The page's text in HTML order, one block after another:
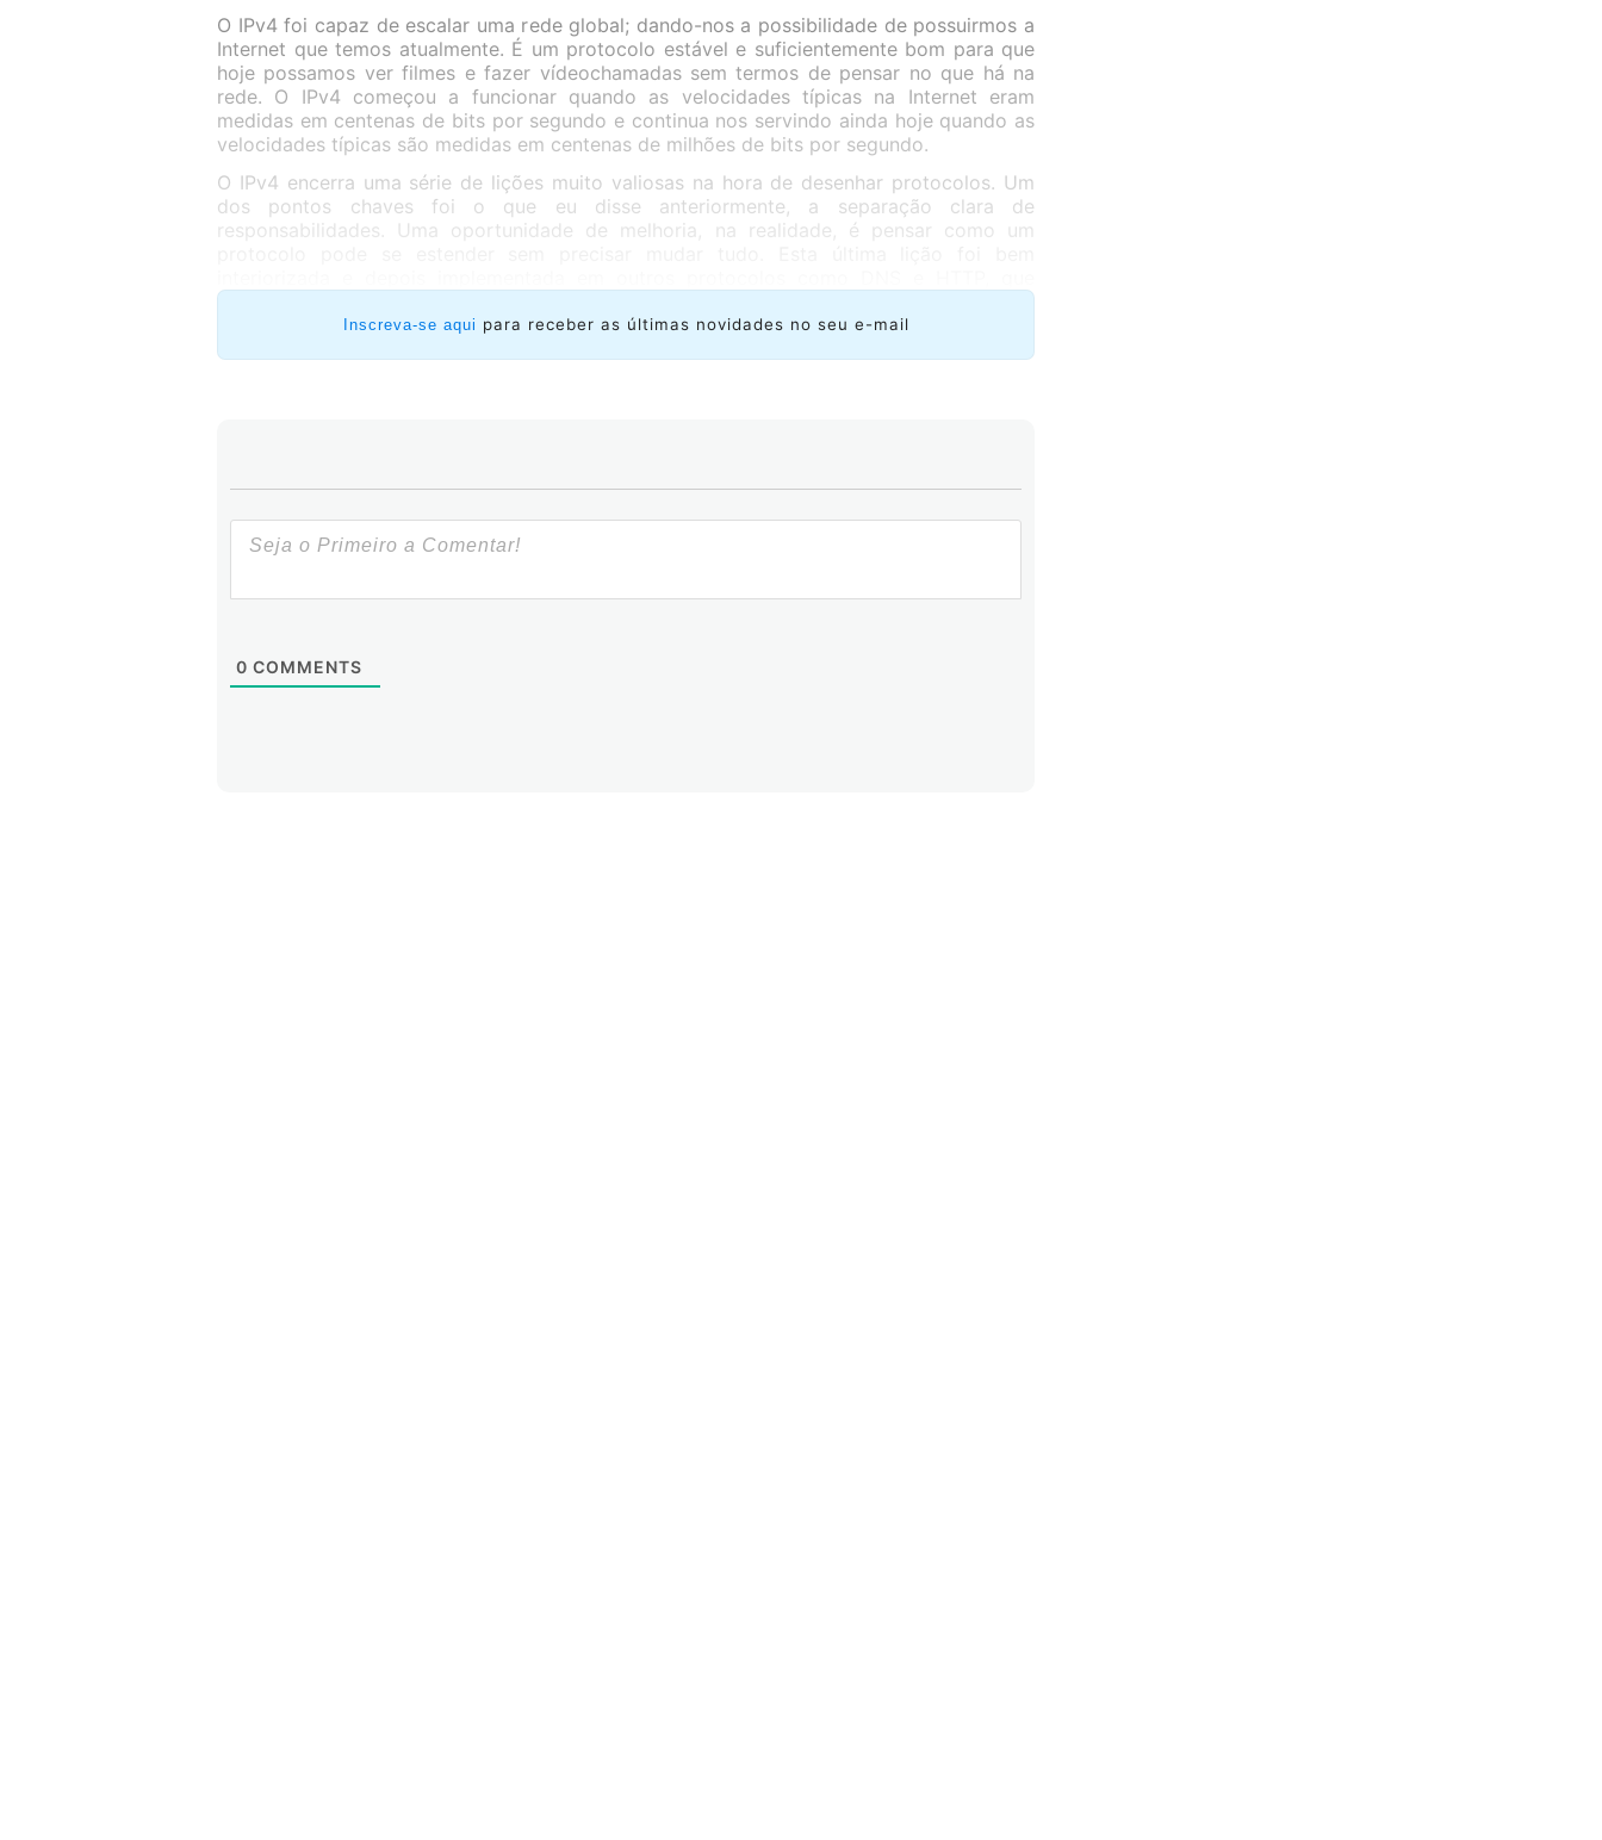
O IPv4 foi capaz de escalar uma rede global; dando-nos a possibilidade de possuirmos a
Internet que temos atualmente. É um protocolo estável e suficientemente bom para que
hoje possamos ver filmes e fazer vídeochamadas sem termos de pensar no que há na
rede. O IPv4 começou a funcionar quando as velocidades típicas na Internet eram
medidas em centenas de bits por segundo e continua nos servindo ainda hoje quando as
velocidades típicas são medidas em centenas de milhões de bits por segundo.
O IPv4 encerra uma série de lições muito valiosas na hora de desenhar protocolos. Um
dos pontos chaves foi o que eu disse anteriormente, a separação clara de
responsabilidades. Uma oportunidade de melhoria, na realidade, é pensar como um
podem estender-se facilmente.
Inscreva-se aqui para receber as últimas novidades no seu e-mail
0 COMMENTS